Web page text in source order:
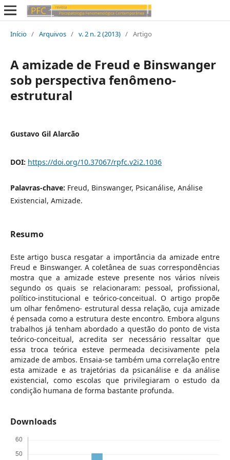
Início / Arquivos / v. 2 n. 2 (2013) / Artigo
A amizade de Freud e Binswanger
sob perspectiva fenômeno-
estrutural
Gustavo Gil Alarcão
DOI: https://doi.org/10.37067/rpfc.v2i2.1036
Palavras-chave: Freud, Binswanger, Psicanálise, Análise
Existencial, Amizade.
Resumo
Este artigo busca resgatar a importância da amizade entre
Freud e Binswanger. A coletânea de suas correspondências
mostra que a amizade esteve presente nos vários níveis
segundo os quais se relacionaram: pessoal, profissional,
político-institucional e teórico-conceitual. O artigo propõe
um olhar fenômeno- estrutural dessa relação, cuja amizade
é pensada como a estrutura deste encontro. Embora alguns
trabalhos já tenham abordado a questão do ponto de vista
teórico-conceitual, acredita ser necessário ressaltar que
essa troca teórica esteve permeada decisivamente pela
amizade de ambos. Ensaia-se também uma correlação entre
esta amizade e as trajetórias da psicanálise e da análise
existencial, como escolas que privilegiaram o estudo da
condição humana de forma bastante profunda.
Downloads